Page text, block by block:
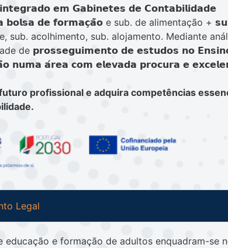
𝗲𝗺 𝗚𝗮𝗯𝗶𝗻𝗲𝘁𝗲𝘀 𝗱𝗲 𝗖𝗼𝗻𝘁𝗮𝗯𝗶𝗹𝗶𝗱𝗮𝗱𝗲
𝗯𝗼𝗹𝘀𝗮 𝗱𝗲 𝗳𝗼𝗿𝗺𝗮𝗰̧𝗮̃𝗼 e sub. de alimentação +
sub. acolhimento, sub. alojamento. Mediante
de 𝗽𝗿𝗼𝘀𝘀𝗲𝗴𝘂𝗶𝗺𝗲𝗻𝘁𝗼 𝗱𝗲 𝗲𝘀𝘁𝘂𝗱𝗼𝘀 𝗻𝗼
𝗻𝘂𝗺𝗮 𝗮́𝗿𝗲𝗮 𝗰𝗼𝗺 𝗲𝗹𝗲𝘃𝗮𝗱𝗮 𝗽𝗿𝗼𝗰𝘂𝗿𝗮 𝗲
profissional e adquira competências
Legal
educação e formação de adultos enquadram-se